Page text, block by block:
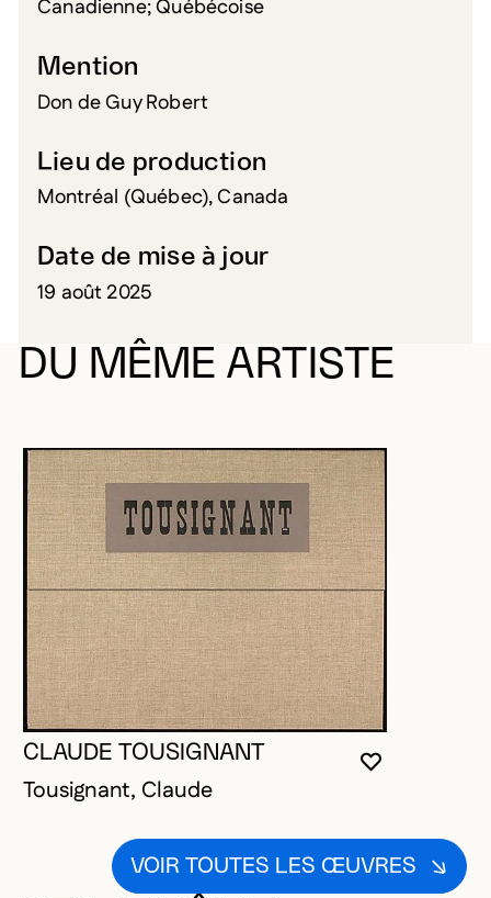
Canadienne; Québécoise
Mention
Don de Guy Robert
Lieu de production
Montréal (Québec), Canada
Date de mise à jour
19 août 2025
DU MÊME ARTISTE
VOUS
FERMER
OUVRIR LA
CLAUDE TOUSIGNANT
Tousignant, Claude
VOIR TOUTES LES ŒUVRES